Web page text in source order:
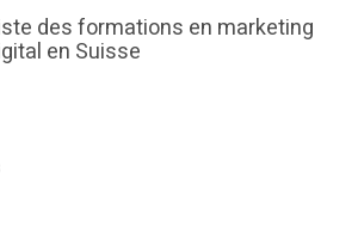
des formations en marketing
en Suisse